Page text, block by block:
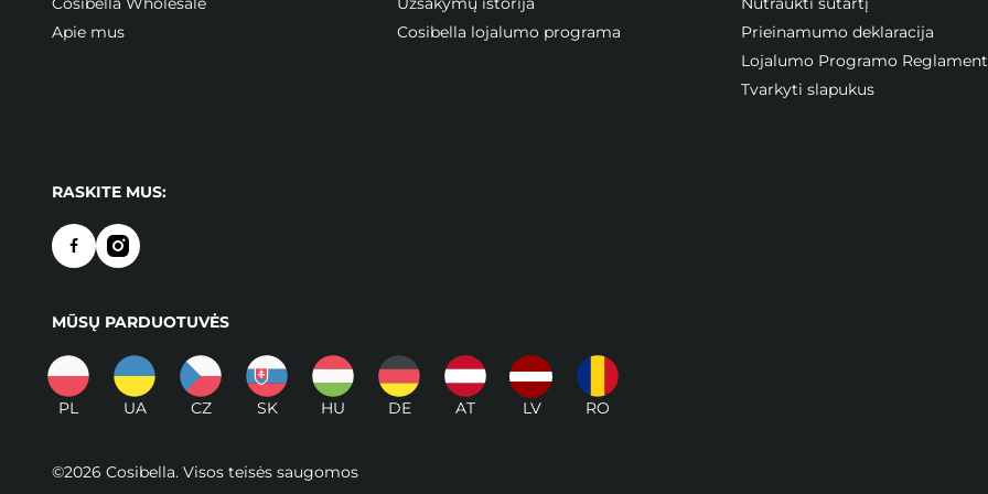
Apie mus
Cosibella lojalumo programa
Prieinamumo deklaracija
Lojalumo Programo
Tvarkyti slapukus
RASKITE MUS:
MŪSŲ PARDUOTUVĖS
PL UA CZ SK HU DE AT LV RO
©2026 Cosibella. Visos teisės saugomos